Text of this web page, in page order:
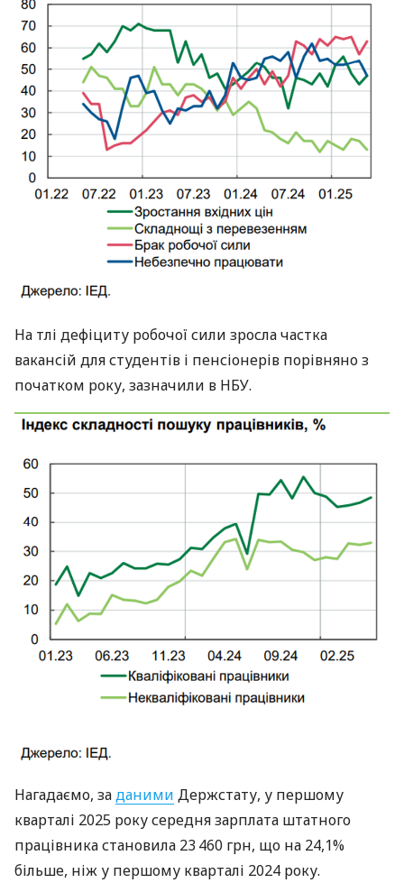
На тлі дефіциту робочої сили зросла частка
вакансій для студентів і пенсіонерів порівняно з
початком року, зазначили в НБУ.
Нагадаємо, заданими Держстату, у першому
кварталі 2025 року середня зарплата штатного
працівника становила 23 460 грн, що на 24,1%
більше, ніж у першому кварталі 2024 року.